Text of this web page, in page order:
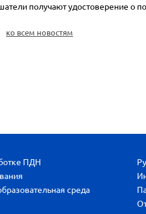
получают удостоверение о
ко всем новостям
ПДН
среда